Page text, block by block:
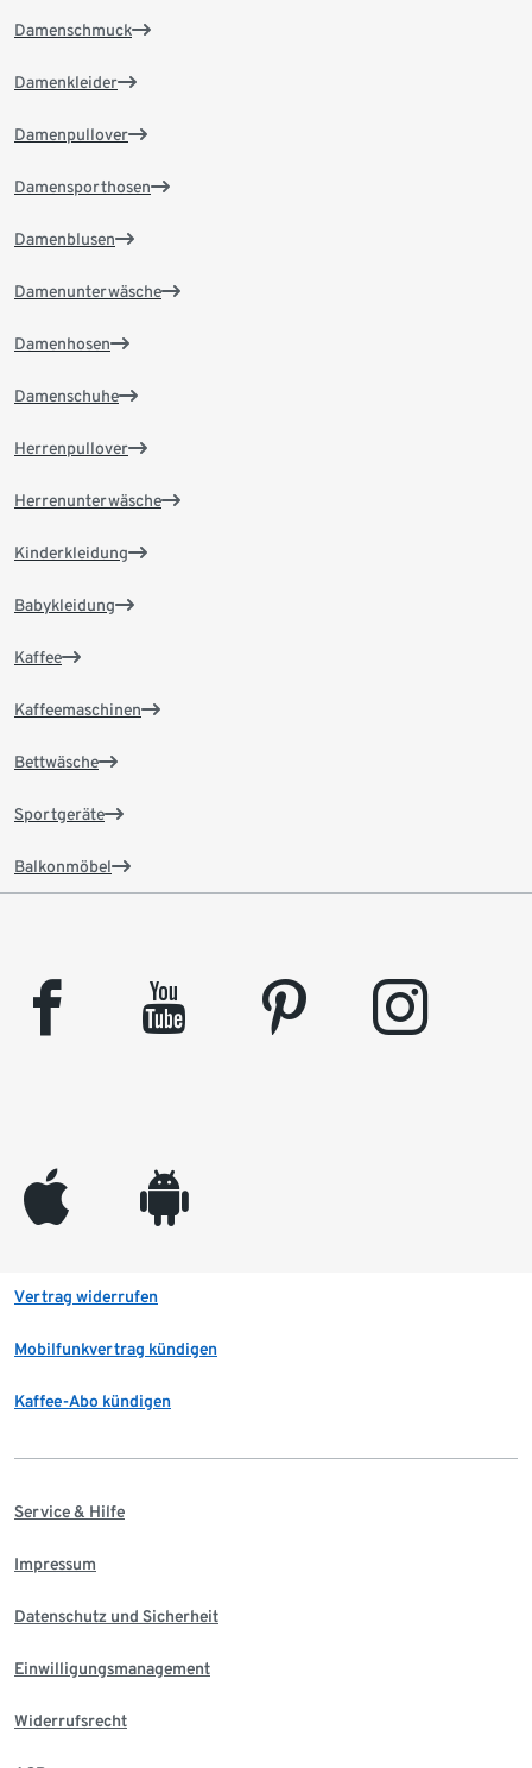
Damenschmuck
Damenkleider
Damenpullover
Damensporthosen
Damenblusen
Damenunterwäsche
Damenhosen
Damenschuhe
Herrenpullover
Herrenunterwäsche
Kinderkleidung
Babykleidung
Kaffee
Kaffeemaschinen
Bettwäsche
Sportgeräte
Balkonmöbel
facebook youtube pinterest instagram
appleinc android
Vertrag widerrufen
Mobilfunkvertrag kündigen
Kaffee-Abo kündigen
Service & Hilfe
Impressum
Datenschutz und Sicherheit
Einwilligungsmanagement
Widerrufsrecht